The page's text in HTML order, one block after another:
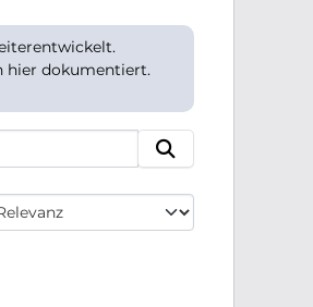
hier dokumentiert.